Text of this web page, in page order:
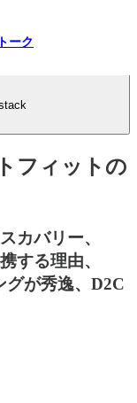
ーク
フィットの
カバリー、
する理由、
グが秀逸、D2C